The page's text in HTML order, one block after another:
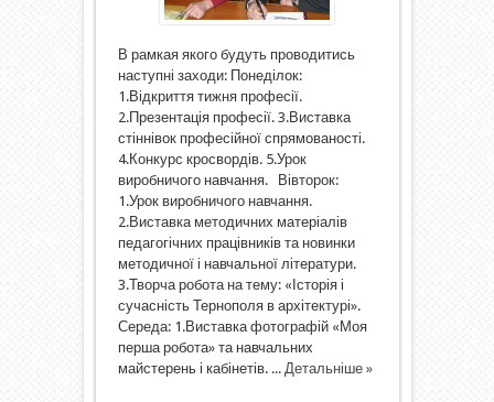
В рамкая якого будуть проводитись
наступні заходи: Понеділок:
1.Відкриття тижня професії.
2.Презентація професії. 3.Виставка
стіннівок професійної спрямованості.
4.Конкурс кросвордів. 5.Урок
виробничого навчання. Вівторок:
1.Урок виробничого навчання.
2.Виставка методичних матеріалів
педагогічних працівників та новинки
методичної і навчальної літератури.
3.Творча робота на тему: «Історія і
сучасність Тернополя в архітектурі».
Середа: 1.Виставка фотографій «Моя
перша робота» та навчальних
майстерень і кабінетів. ... Детальніше »